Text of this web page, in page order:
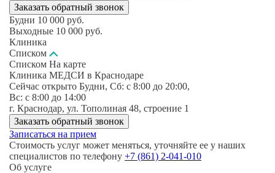
Заказать обратный звонок
Будни 10 000 руб.
Выходные 10 000 руб.
Клиника
Списком
Списком На карте
Клиника МЕДСИ в Краснодаре
Сейчас открыто Будни, Сб: c 8:00 до 20:00,
Вс: c 8:00 до 14:00
г. Краснодар, ул. Тополиная 48, строение 1
Заказать обратный звонок
Записаться на прием
Стоимость услуг может меняться, уточняйте ее у наших
специалистов по телефону +7 (861) 2-041-010
Об услуге